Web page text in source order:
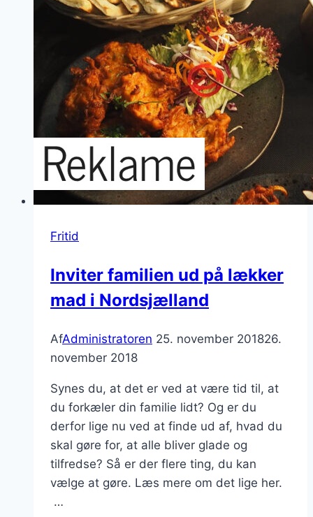
fest
Fritid
Inviter familien ud på lækker
mad i Nordsjælland
AfAdministratoren 25. november 201826.
november 2018
Synes du, at det er ved at være tid til, at
du forkæler din familie lidt? Og er du
derfor lige nu ved at finde ud af, hvad du
skal gøre for, at alle bliver glade og
tilfredse? Så er der flere ting, du kan
vælge at gøre. Læs mere om det lige her.
…